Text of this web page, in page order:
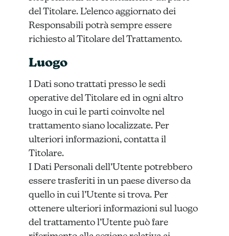
del Titolare. L’elenco aggiornato dei
Responsabili potrà sempre essere
richiesto al Titolare del Trattamento.
Luogo
I Dati sono trattati presso le sedi
operative del Titolare ed in ogni altro
luogo in cui le parti coinvolte nel
trattamento siano localizzate. Per
ulteriori informazioni, contatta il
Titolare.
I Dati Personali dell’Utente potrebbero
essere trasferiti in un paese diverso da
quello in cui l’Utente si trova. Per
ottenere ulteriori informazioni sul luogo
del trattamento l’Utente può fare